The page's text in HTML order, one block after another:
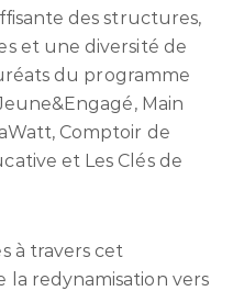
des structures,
et une diversité de
du programme
Main
Comptoir de
et Les Clés de
à travers cet
redynamisation vers